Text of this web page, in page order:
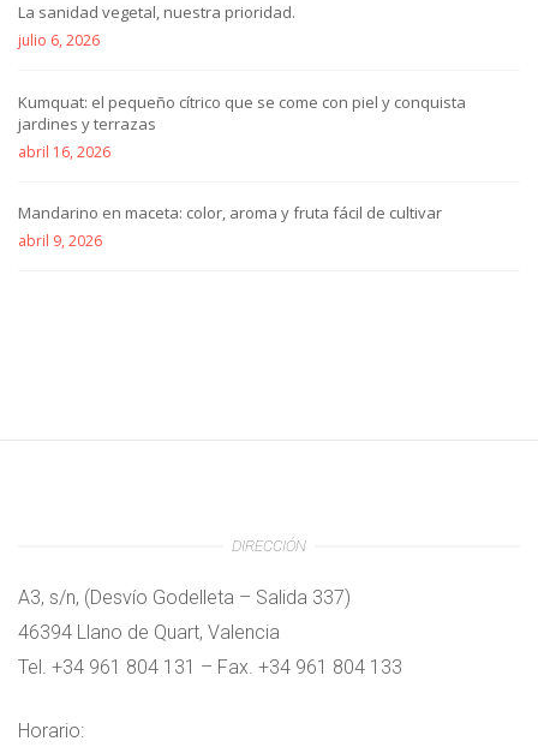
La sanidad vegetal, nuestra prioridad.
julio 6, 2026
Kumquat: el pequeño cítrico que se come con piel y conquista
jardines y terrazas
abril 16, 2026
Mandarino en maceta: color, aroma y fruta fácil de cultivar
abril 9, 2026
DIRECCIÓN
A3, s/n, (Desvío Godelleta – Salida 337)
46394 Llano de Quart, Valencia
Tel. +34 961 804 131 – Fax. +34 961 804 133
Horario: